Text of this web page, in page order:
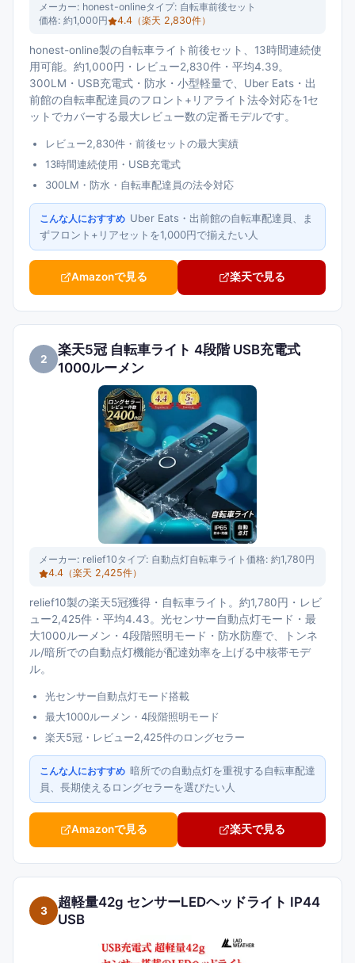
メーカー: honest-onlineタイプ: 自転車前後セット
価格: 約1,000円 4.4 （楽天 2,830件）
honest-online製の自転車ライト前後セット、13時間連続使
用可能。約1,000円・レビュー2,830件・平均4.39。
300LM・USB充電式・防水・小型軽量で、Uber Eats・出
前館の自転車配達員のフロント+リアライト法令対応を1セ
ットでカバーする最大レビュー数の定番モデルです。
レビュー2,830件・前後セットの最大実績
13時間連続使用・USB充電式
300LM・防水・自転車配達員の法令対応
こんな人におすすめ Uber Eats・出前館の自転車配達員、ま
ずフロント+リアセットを1,000円で揃えたい人
Amazonで見る 楽天で見る
2
楽天5冠 自転車ライト 4段階 USB充電式
1000ルーメン
メーカー: relief10タイプ: 自動点灯自転車ライト 価格: 約1,780円
4.4 （楽天 2,425件）
relief10製の楽天5冠獲得・自転車ライト。約1,780円・レビ
ュー2,425件・平均4.43。光センサー自動点灯モード・最
大1000ルーメン・4段階照明モード・防水防塵で、トンネ
ル/暗所での自動点灯機能が配達効率を上げる中核帯モデ
ル。
光センサー自動点灯モード搭載
最大1000ルーメン・4段階照明モード
楽天5冠・レビュー2,425件のロングセラー
こんな人におすすめ 暗所での自動点灯を重視する自転車配達
員、長期使えるロングセラーを選びたい人
Amazonで見る 楽天で見る
3
超軽量42g センサーLEDヘッドライト IP44
USB